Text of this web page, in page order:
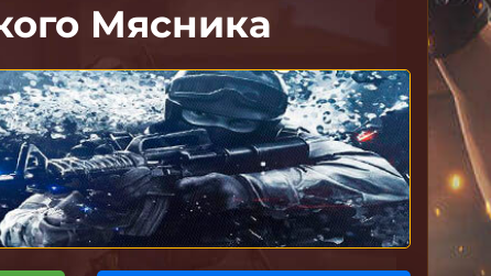
Мясника